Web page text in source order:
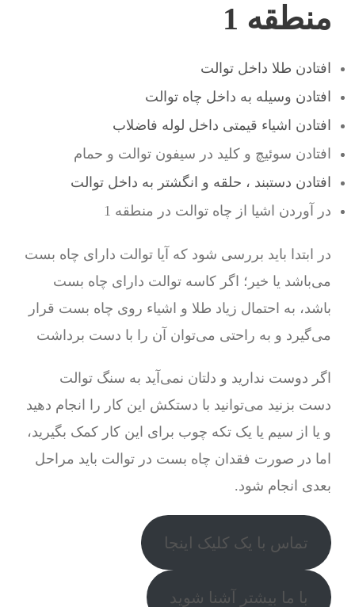
منطقه 1
افتادن طلا داخل توالت
افتادن وسیله به داخل چاه توالت
افتادن اشیاء قیمتی داخل لوله فاضلاب
افتادن سوئیچ و کلید در سیفون توالت و حمام
افتادن دستبند ، حلقه و انگشتر به داخل توالت
در آوردن اشیا از چاه توالت در منطقه 1
در ابتدا باید بررسی شود که آیا توالت دارای چاه بست
می‌باشد یا خیر؛ اگر کاسه توالت دارای چاه بست
باشد، به احتمال زیاد طلا و اشیاء روی چاه بست قرار
می‌گیرد و به راحتی می‌توان آن را با دست برداشت
اگر دوست ندارید و دلتان نمی‌آید به سنگ توالت
دست بزنید می‌توانید با دستکش این کار را انجام دهید
و یا از سیم یا یک تکه چوب برای این کار کمک بگیرید،
اما در صورت فقدان چاه بست در توالت باید مراحل
بعدی انجام شود.
تماس با یک کلیک اینجا
با ما بیشتر آشنا شوید